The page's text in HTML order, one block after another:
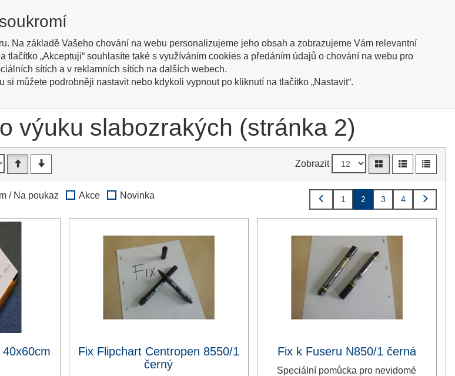
Na základě Vašeho chování na webu personalizujeme jeho obsah a zobrazujeme Vám relevantní
tlačítko „Akceptuji“ souhlasíte také s využíváním cookies a předáním údajů o chování na webu pro
sítích a v reklamních sítích na dalších webech.
si můžete podrobněji nastavit nebo kdykoli vypnout po kliknutí na tlačítko „Nastavit“.
nakupovat Katalog zboží English info
pro výuku slabozrakých
výuku slabozrakých (stránka 2)
Zobrazit
/ Na poukaz Akce Novinka 1 2 3 4
Fix Flipchart Centropen 8550/1
černý
Fix k Fuseru N850/1 černá
Speciální pomůcka pro nevidomé